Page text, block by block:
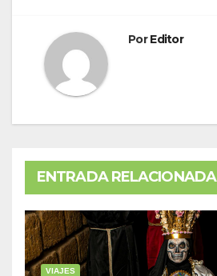
PorEditor
ENTRADA RELACIONADA
VIAJES